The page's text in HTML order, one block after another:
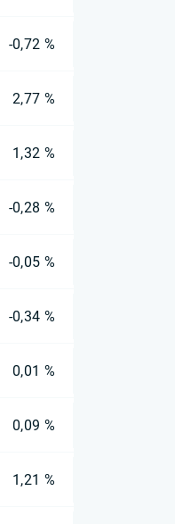
-0,72 %
2,77 %
1,32 %
-0,28 %
-0,05 %
-0,34 %
0,01 %
0,09 %
1,21 %